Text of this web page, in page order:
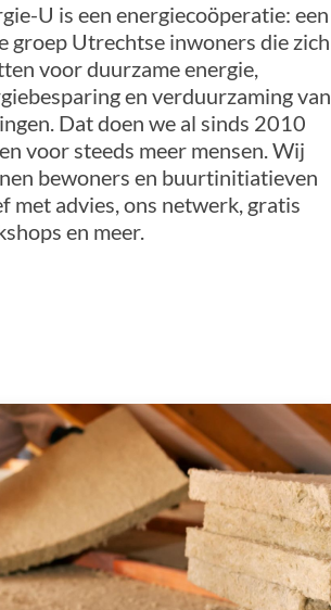
U is een energiecoöperatie: een
groep Utrechtse inwoners die zich
voor duurzame energie,
en verduurzaming van
Dat doen we al sinds 2010
voor steeds meer mensen. Wij
bewoners en buurtinitiatieven
met advies, ons netwerk, gratis
en meer.